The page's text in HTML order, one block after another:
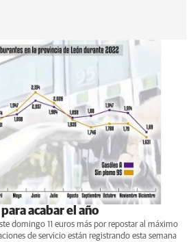
acabar el año
domingo 11 euros más por repostar al máximo
de servicio están registrando esta semana